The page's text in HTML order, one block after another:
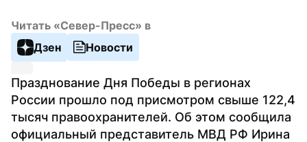
Читать «Север-Пресс» в
Дзен
Новости
Празднование Дня Победы в регионах
России прошло под присмотром свыше 122,4
тысяч правоохранителей. Об этом сообщила
официальный представитель МВД РФ Ирина